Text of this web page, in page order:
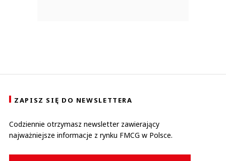
ZAPISZ SIĘ DO NEWSLETTERA
Codziennie otrzymasz newsletter zawierający
najważniejsze informacje z rynku FMCG w Polsce.